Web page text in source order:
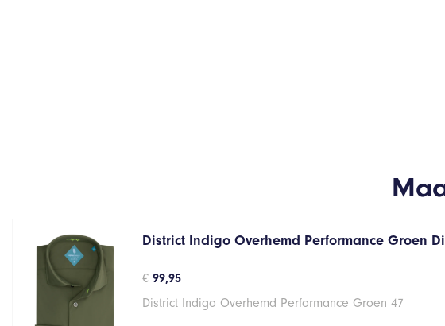
District Indigo Overhemd Performance Groen
€ 99,95
District Indigo Overhemd Performance Groen 47